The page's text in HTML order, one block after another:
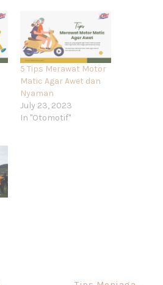
5 Tips Merawat Motor
Matic Agar Awet dan
Nyaman
July 23, 2023
In "Otomotif"